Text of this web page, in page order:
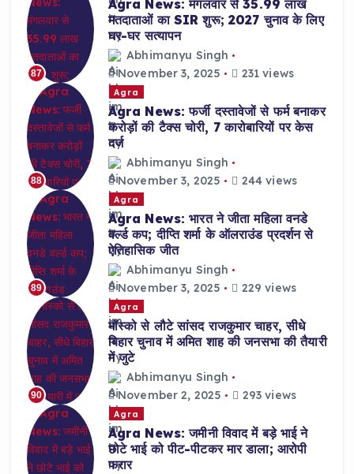
87
Agra News: मंगलवार से 35.99 लाख
मतदाताओं का SIR शुरू; 2027 चुनाव के लिए
घर-घर सत्यापन
Abhimanyu Singh
November 3, 2025
231 views
88
Agra
Agra News: फर्जी दस्तावेजों से फर्म बनाकर
करोड़ों की टैक्स चोरी, 7 कारोबारियों पर केस
दर्ज
Abhimanyu Singh
November 3, 2025
244 views
89
Agra
Agra News: भारत ने जीता महिला वनडे
वर्ल्ड कप; दीप्ति शर्मा के ऑलराउंड प्रदर्शन से
ऐतिहासिक जीत
Abhimanyu Singh
November 3, 2025
229 views
90
Agra
मॉस्को से लौटे सांसद राजकुमार चाहर, सीधे
बिहार चुनाव में अमित शाह की जनसभा की तैयारी
में जुटे
Abhimanyu Singh
November 2, 2025
293 views
Agra
Agra News: जमीनी विवाद में बड़े भाई ने
छोटे भाई को पीट-पीटकर मार डाला; आरोपी
फरार